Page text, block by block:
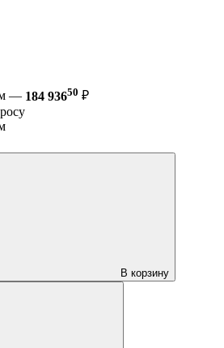
м — 184 93650 ₽
В корзину